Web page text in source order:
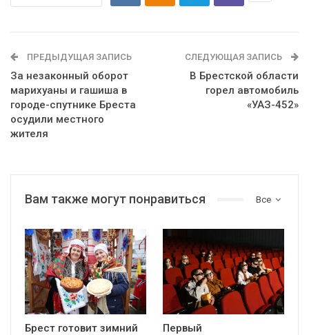
ПРЕДЫДУЩАЯ ЗАПИСЬ
За незаконный оборот
марихуаны и гашиша в
городе-спутнике Бреста
осудили местного
жителя
СЛЕДУЮЩАЯ ЗАПИСЬ
В Брестской области
горел автомобиль
«УАЗ-452»
Все
Вам также могут понравиться
Брест готовит зимний Первый